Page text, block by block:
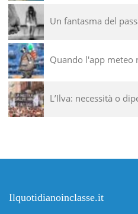
Un fantasma del
Quando l'app meteo
L’Ilva: necessità o
Ilquotidianoinclasse.it